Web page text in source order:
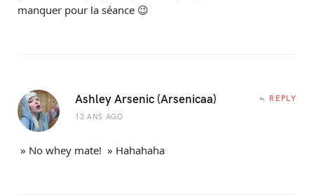
manquer pour la séance 😉
Ashley Arsenic (Arsenicaa)
12 ANS AGO
REPLY
» No whey mate! » Hahahaha